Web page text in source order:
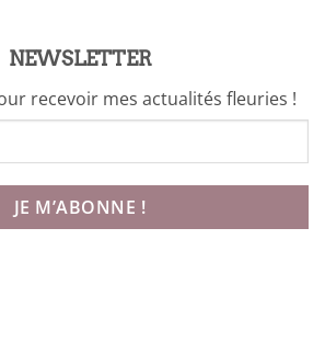
NEWSLETTER
recevoir mes actualités fleuries !